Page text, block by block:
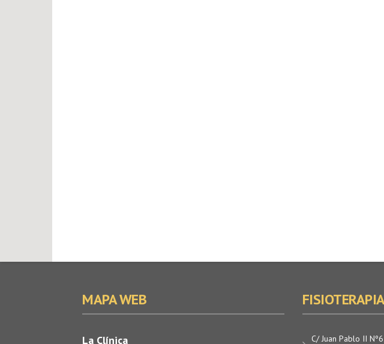
MAPA WEB
La Clínica C/ Juan Pablo II